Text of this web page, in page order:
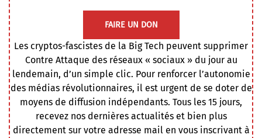
FAIRE UN DON
Les cryptos-fascistes de la Big Tech peuvent supprimer
Contre Attaque des réseaux « sociaux » du jour au
lendemain, d’un simple clic. Pour renforcer l’autonomie
des médias révolutionnaires, il est urgent de se doter de
moyens de diffusion indépendants. Tous les 15 jours,
recevez nos dernières actualités et bien plus
directement sur votre adresse mail en vous inscrivant à